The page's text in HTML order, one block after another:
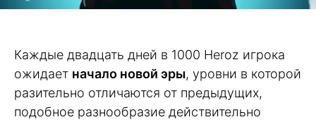
Каждые двадцать дней в 1000 Heroz игрока
ожидает начало новой эры, уровни в которой
разительно отличаются от предыдущих,
подобное разнообразие действительно